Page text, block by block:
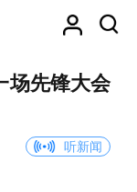
场先锋大会
听新闻